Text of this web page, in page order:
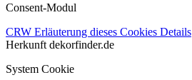
Consent-Modul
CRW Erläuterung dieses Cookies Details
Herkunft dekorfinder.de
System Cookie